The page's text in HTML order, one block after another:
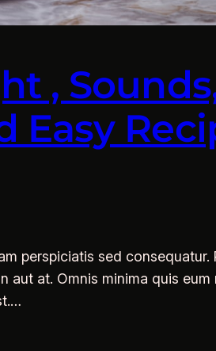
,
Easy
perspiciatis sed consequatur.
at. Omnis minima quis eum